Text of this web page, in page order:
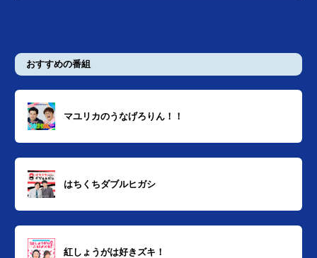
おすすめの番組
マユリカのうなげろりん！！
はちくちダブルヒガシ
紅しょうがは好きズキ！